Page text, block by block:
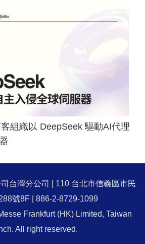
組織以 DeepSeek 驅動AI代理
台灣分公司 | 110 台北市信義區市民
號8F | 886-2-8729-1099
Frankfurt (HK) Limited, Taiwan
All right reserved.